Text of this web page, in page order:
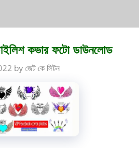
কভার ফটো ডাউনলোড
byজেট কে লিটন